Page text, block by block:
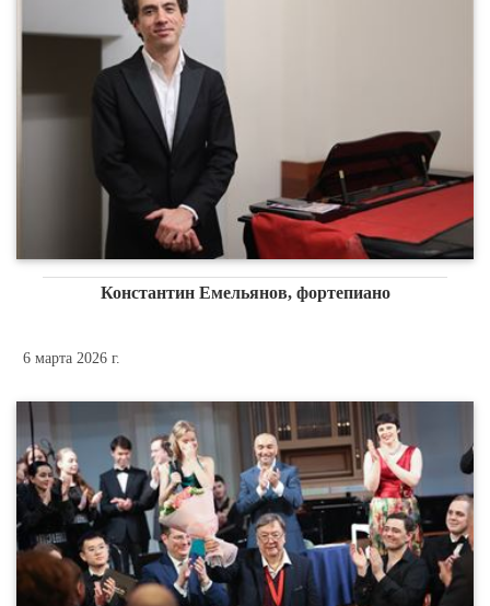
Константин Емельянов, фортепиано
6 марта 2026 г.